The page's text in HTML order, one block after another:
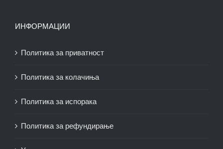
ИНФОРМАЦИИ
Политика за приватност
Политика за колачиња
Политика за испорака
Политика за рефундирање